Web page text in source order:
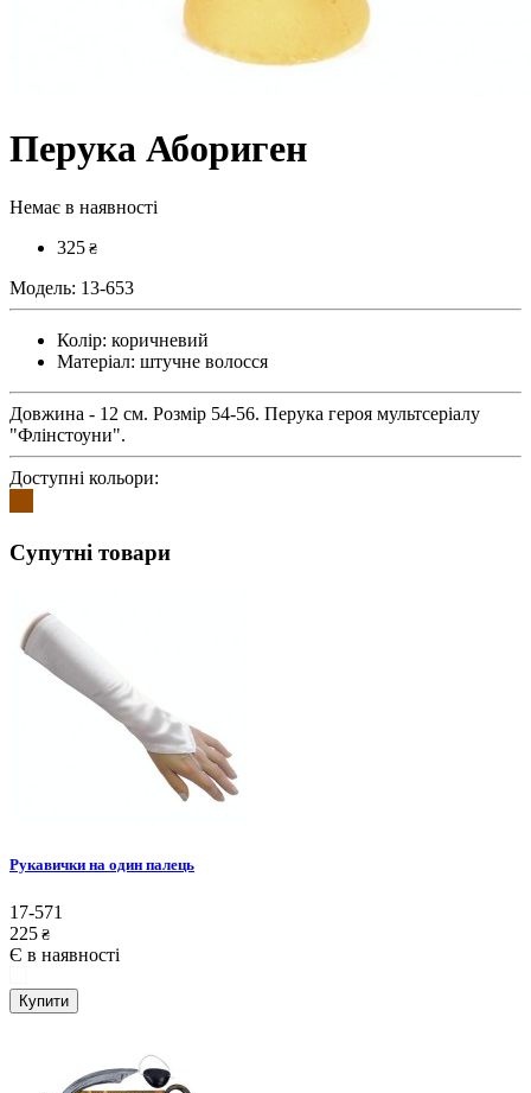
Перука Абориген
Немає в наявності
325 ₴
Модель: 13-653
Колір: коричневий
Матеріал: штучне волосся
Довжина - 12 см. Розмір 54-56. Перука героя мультсеріалу
"Флінстоуни".
Доступні кольори:
Супутні товари
Рукавички на один палець
17-571
225 ₴
Є в наявності
Купити